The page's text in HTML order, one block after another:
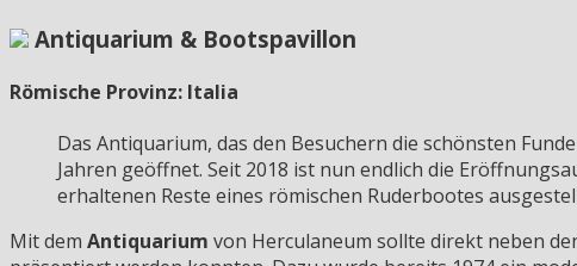
Antiquarium & Bootspavillon
Römische Provinz: Italia
Das Antiquarium, das den Besuchern die schönsten
Jahren geöffnet. Seit 2018 ist nun endlich die
erhaltenen Reste eines römischen Ruderbootes
Mit dem Antiquarium von Herculaneum sollte direkt neben